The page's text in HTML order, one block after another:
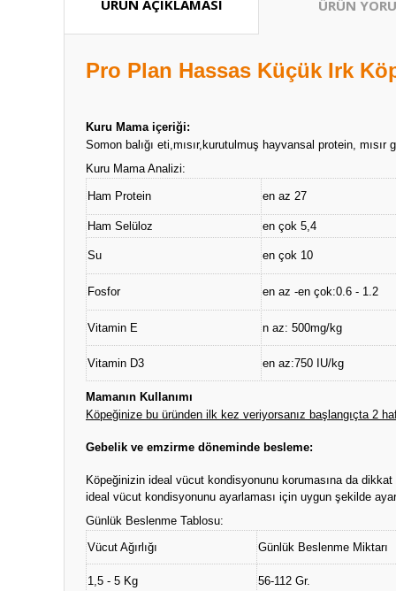
ÜRÜN AÇIKLAMASI ÜRÜN
Pro Plan Hassas Küçük Irk
Kuru Mama içeriği:
Somon balığı eti,mısır,kurutulmuş hayvansal protein,
Kuru Mama Analizi:
Ham Protein en az 27
Ham Selüloz
en çok 5,4
Su en çok 10
Fosfor en az -en çok:0.6 - 1.2
Vitamin E n az: 500mg/kg
Vitamin D3 en az:750 IU/kg
Mamanın Kullanımı
Köpeğinize bu üründen ilk kez veriyorsanız başlangıçta 2
Gebelik ve emzirme döneminde besleme:
Köpeğinizin ideal vücut kondisyonunu korumasına da
ideal vücut kondisyonunu ayarlaması için uygun şekilde
Günlük Beslenme Tablosu:
Vücut Ağırlığı
Günlük Beslenme Miktarı
1,5 - 5 Kg 56-112 Gr.